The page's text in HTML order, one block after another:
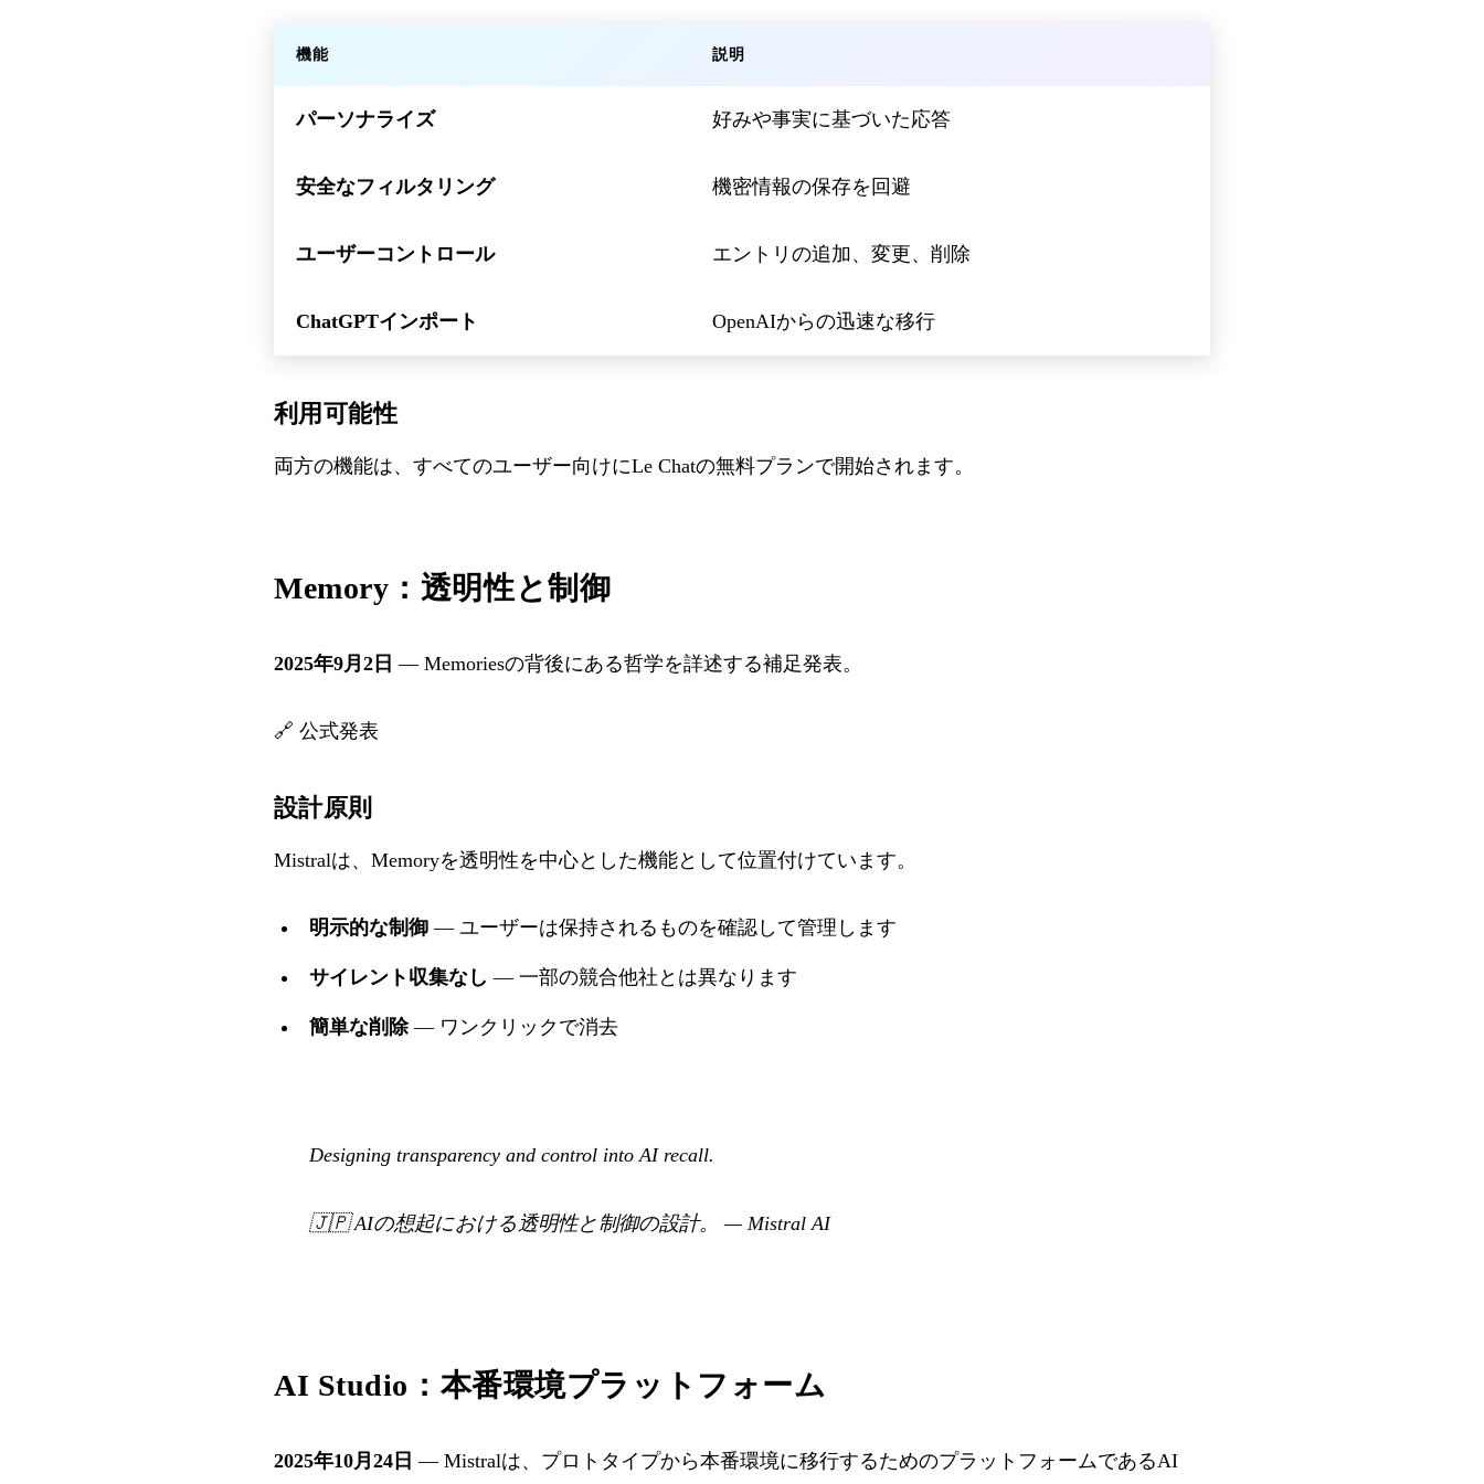
機能 説明
パーソナライズ 好みや事実に基づいた応答
安全なフィルタリング 機密情報の保存を回避
ユーザーコントロール エントリの追加、変更、削除
ChatGPTインポート OpenAIからの迅速な移行
利用可能性
両方の機能は、すべてのユーザー向けにLe Chatの無料プランで開始されます。
Memory：透明性と制御
2025年9月2日 — Memoriesの背後にある哲学を詳述する補足発表。
🔗 公式発表
設計原則
Mistralは、Memoryを透明性を中心とした機能として位置付けています。
明示的な制御 — ユーザーは保持されるものを確認して管理します
サイレント収集なし — 一部の競合他社とは異なります
簡単な削除— ワンクリックで消去
Designing transparency and control into AI recall.
🇯🇵AIの想起における透明性と制御の設計。 — Mistral AI
AI Studio：本番環境プラットフォーム
2025年10月24日 — Mistralは、プロトタイプから本番環境に移行するためのプラットフォームであるAI